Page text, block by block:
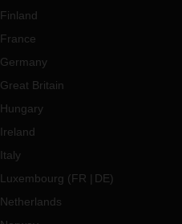
Finland
France
Germany
Great Britain
Hungary
Ireland
Italy
Luxembourg (FR DE)
Netherlands